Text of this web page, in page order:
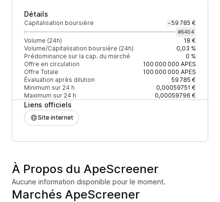
Détails
Capitalisation boursière - 59 785 €
#6404
Volume (24h)
18 €
Volume/Capitalisation boursière (24h)
0,03 %
Prédominance sur la cap. du marché
0 %
Offre en circulation
100 000 000 APES
Offre Totale
100 000 000 APES
Évaluation après dilution
59 785 €
Minimum sur 24 h
0,00059751 €
Maximum sur 24 h
0,00059796 €
Liens officiels
Site internet
À Propos du ApeScreener
Aucune information disponible pour le moment.
Marchés ApeScreener